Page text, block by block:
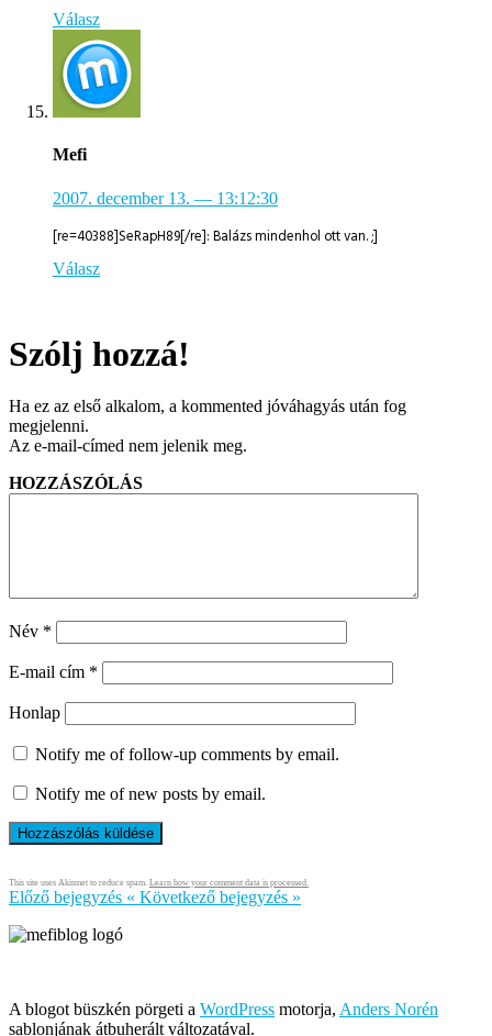
Válasz
Mefi
2007. december 13. — 13:12:30
[re=40388]SeRapH89[/re]: Balázs mindenhol ott van. ;]
Válasz
Szólj hozzá!
Ha ez az első alkalom, a kommented jóváhagyás után fog
megjelenni.
Az e-mail-címed nem jelenik meg.
HOZZÁSZÓLÁS
Név *
E-mail cím *
Honlap
Notify me of follow-up comments by email.
Notify me of new posts by email.
This site uses Akismet to reduce spam. Learn how your comment data is processed.
Előző bejegyzés « Következő bejegyzés »
A blogot büszkén pörgeti a WordPress motorja, Anders Norén
sablonjának átbuherált változatával.